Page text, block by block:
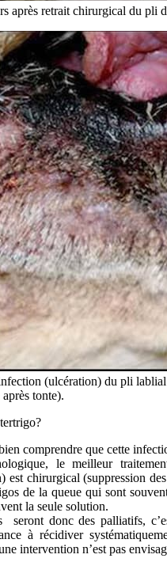
après retrait chirurgical du pli
(ulcération) du pli
tonte).
comprendre que cette
le meilleur
est chirurgical (suppression
de la queue qui sont
la seule solution.
seront donc des palliatifs,
à récidiver
intervention n’est pas